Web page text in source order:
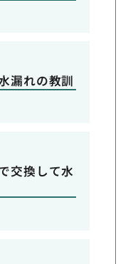
漏れの教訓
交換して水